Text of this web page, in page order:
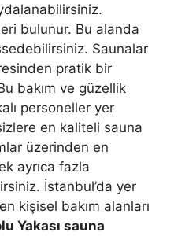
bulunur. Bu alanda
Saunalar
pratik bir
bakım ve güzellik
personeller yer
en kaliteli sauna
üzerinden en
ayrıca fazla
İstanbul’da yer
kişisel bakım alanları
Yakası sauna